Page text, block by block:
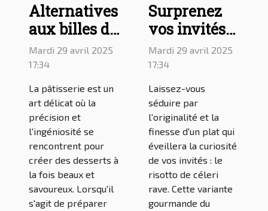
Alternatives
aux billes de
cuisson :
quelles
solutions
pour les
remplacer ?
Mardi 29 avril 2025
17:34
La pâtisserie est un
art délicat où la
précision et
l'ingéniosité se
rencontrent pour
créer des desserts à
la fois beaux et
savoureux. Lorsqu'il
s'agit de préparer
Surprenez
vos invités
avec un
délicieux
risotto de
céleri rave
Mardi 29 avril 2025
17:34
Laissez-vous
séduire par
l'originalité et la
finesse d'un plat qui
éveillera la curiosité
de vos invités : le
risotto de céleri
rave. Cette variante
gourmande du